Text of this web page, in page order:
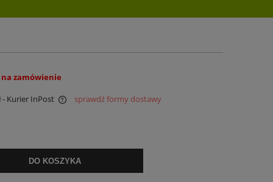
zamówienie
- Kurier InPost
kosztów
sprawdź formy dostawy
DO KOSZYKA